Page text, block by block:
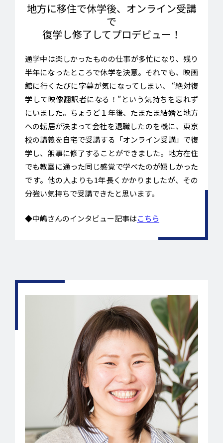
地方に移住で休学後、オンライン受講
で
復学し修了してプロデビュー！
通学中は楽しかったものの仕事が多忙になり、残り
半年になったところで休学を決意。それでも、映画
館に行くたびに字幕が気になってしまい、 “絶対復
学して映像翻訳者になる！”という気持ちを忘れず
にいました。ちょうど１年後、たまたま結婚と地方
への転居が決まって会社を退職したのを機に、東京
校の講義を自宅で受講する「オンライン受講」で復
学し、無事に修了することができました。地方在住
でも教室に通った同じ感覚で学べたのが嬉しかった
です。他の人よりも1年長くかかりましたが、その
分強い気持ちで受講できたと思います。
◆中嶋さんのインタビュー記事はこちら